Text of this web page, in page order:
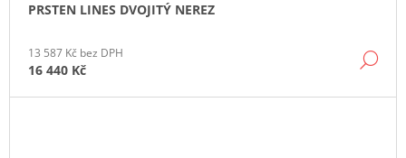
PRSTEN LINES DVOJITÝ NEREZ
13 587 Kč bez DPH
16 440 Kč